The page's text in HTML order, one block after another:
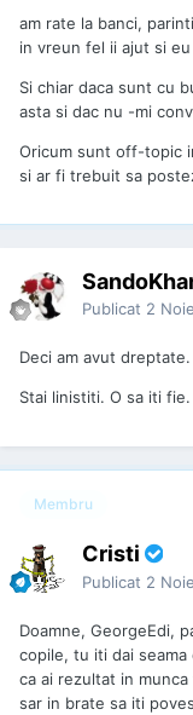
am rate la banci,
in vreun fel ii ajut si
Si chiar daca sunt cu
asta si dac nu -mi
Oricum sunt off-topic
si ar fi trebuit sa
Publicat 2
Deci am avut
Stai linistiti. O sa iti fie.
Membru
Cristi
Publicat 2
Doamne, GeorgeEdi,
copile, tu iti dai
ca ai rezultat in
sar in brate sa iti